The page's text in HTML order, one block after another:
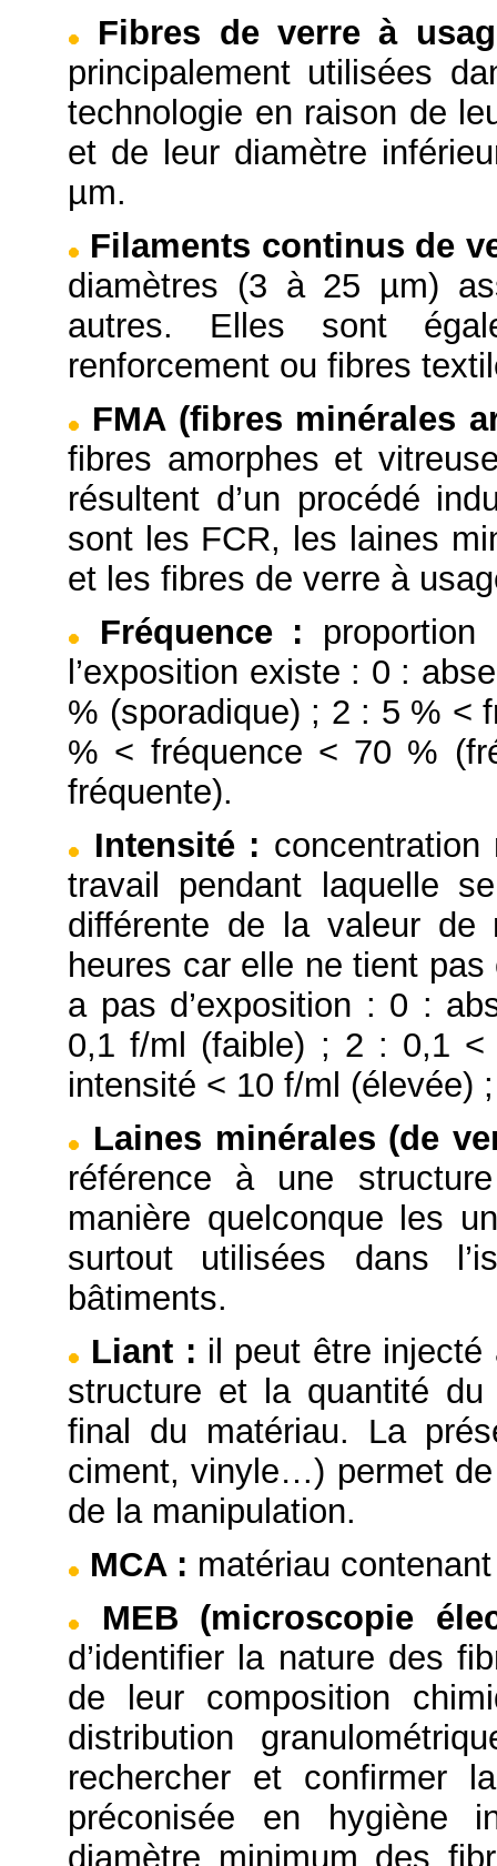
Fibres de verre à
principalement utilisées
technologie en raison de
et de leur diamètre
µm.
Filaments continus de
diamètres (3 à 25 µm)
autres. Elles sont
renforcement ou fibres
FMA (fibres minérales
fibres amorphes et
résultent d’un procédé
sont les FCR, les laines
et les fibres de verre à
Fréquence:
l’exposition existe : 0 :
% (sporadique) ; 2 : 5 % <
% < fréquence < 70 %
fréquente).
Intensité:
travail pendant laquelle
différente de la valeur de
heures car elle ne tient
a pas d’exposition : 0 :
0,1 f/ml (faible) ; 2 : 0,1
intensité < 10 f/ml (élevée)
Laines minérales (de
référence à une
manière quelconque les
surtout utilisées dans
bâtiments.
Liant : il peut être
structure et la quantité du
final du matériau. La
ciment, vinyle…) permet
de la manipulation.
MCA: matériau
MEB (microscopie
d’identifier la nature des
de leur composition
distribution
rechercher et confirmer
préconisée en hygiène
diamètre minimum des